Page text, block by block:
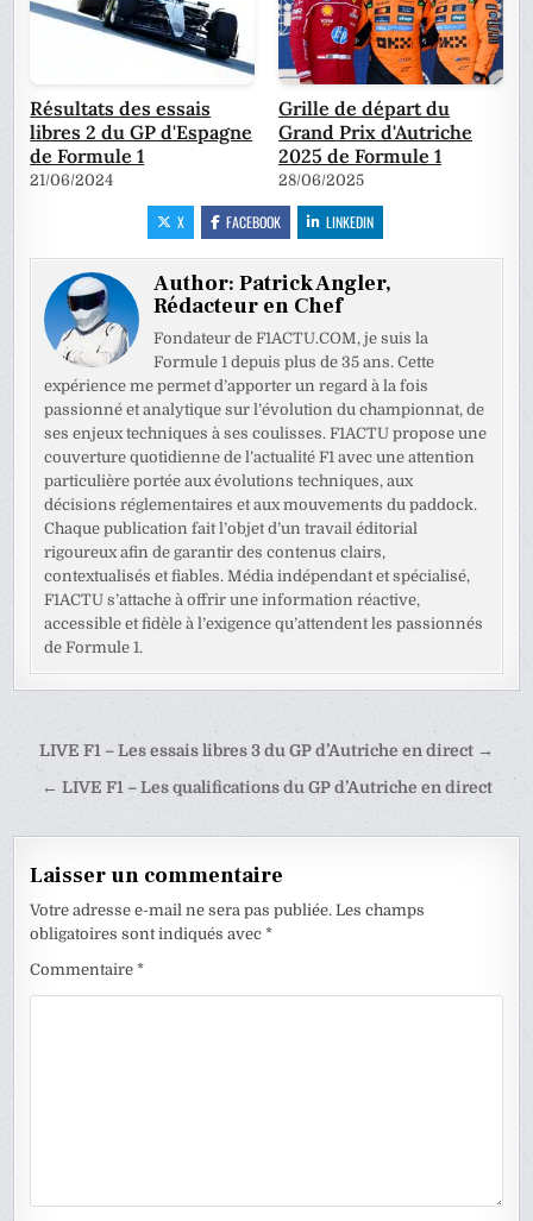
Résultats des essais
libres 2 du GP d'Espagne
de Formule 1
21/06/2024
Grille de départ du
Grand Prix d'Autriche
2025 de Formule 1
28/06/2025
X FACEBOOK LINKEDIN
Author:Patrick Angler,
Rédacteur en Chef
Fondateur de F1ACTU.COM, je suis la
Formule 1 depuis plus de 35 ans. Cette
expérience me permet d’apporter un regard à la fois
passionné et analytique sur l’évolution du championnat, de
ses enjeux techniques à ses coulisses. F1ACTU propose une
couverture quotidienne de l’actualité F1 avec une attention
particulière portée aux évolutions techniques, aux
décisions réglementaires et aux mouvements du paddock.
Chaque publication fait l’objet d’un travail éditorial
rigoureux afin de garantir des contenus clairs,
contextualisés et fiables. Média indépendant et spécialisé,
F1ACTU s’attache à offrir une information réactive,
accessible et fidèle à l’exigence qu’attendent les passionnés
de Formule 1.
Navigation
de
LIVE F1 – Les essais libres 3 du GP d’Autriche en direct →
← LIVE F1 – Les qualifications du GP d’Autriche en direct
Laisser un commentaire
Votre adresse e-mail ne sera pas publiée. Les champs
obligatoires sont indiqués avec*
Commentaire*